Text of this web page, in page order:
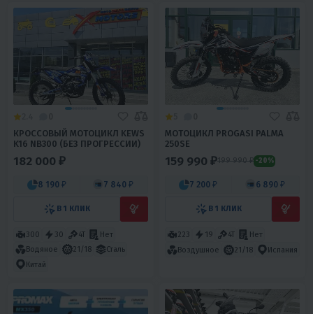
КРОССОВЫЙ МОТОЦИКЛ KEWS
K16 NB300 (БЕЗ ПРОГРЕССИИ)
182 000 ₽
8 190 ₽ 7 840 ₽
В 1 КЛИК
300 30 4T
Нет
Водяное
21/18
Сталь
Китай
МОТОЦИКЛ PROGASI PALMA
250SE
159 990 ₽199 990 ₽ -20%
7 200 ₽ 6 890 ₽
В 1 КЛИК
223 19 4T
Нет
Воздушное
21/18 Испания